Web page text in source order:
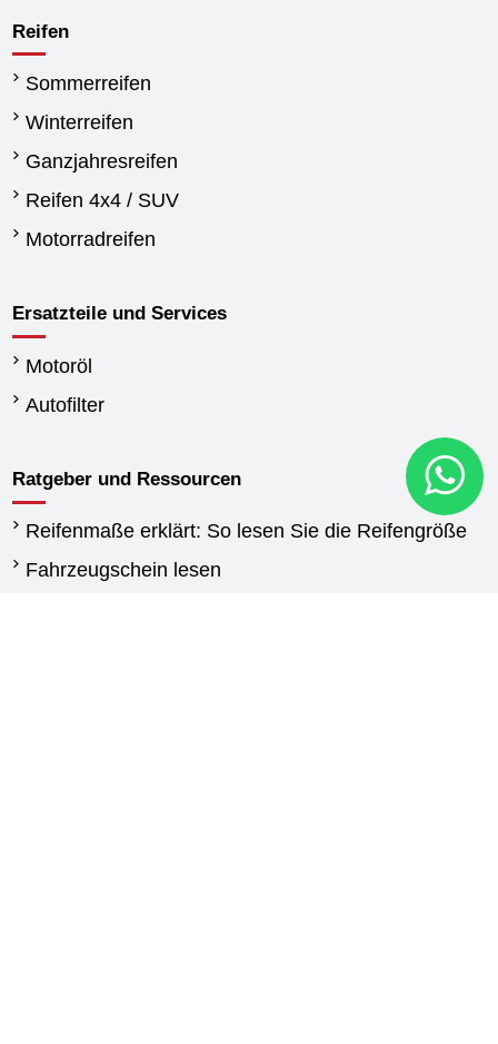
Reifen
Sommerreifen
Winterreifen
Ganzjahresreifen
Reifen 4x4 / SUV
Motorradreifen
Ersatzteile und Services
Motoröl
Autofilter
Ratgeber und Ressourcen
Reifenmaße erklärt: So lesen Sie die Reifengröße
Fahrzeugschein lesen